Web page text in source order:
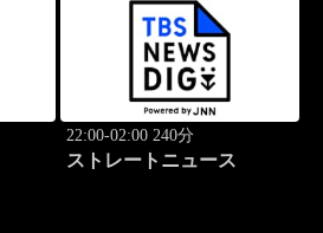
22:00-02:00 240分
ストレートニュース